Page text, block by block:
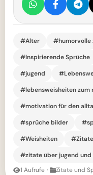
#Alter
#humorvolle
#Inspirierende Sprüche
#jugend
#lebensweisheiten zum
#motivation für den
#sprüche bilder
#Weisheiten
#zitate über jugend und
1 Aufrufe · Zitate und